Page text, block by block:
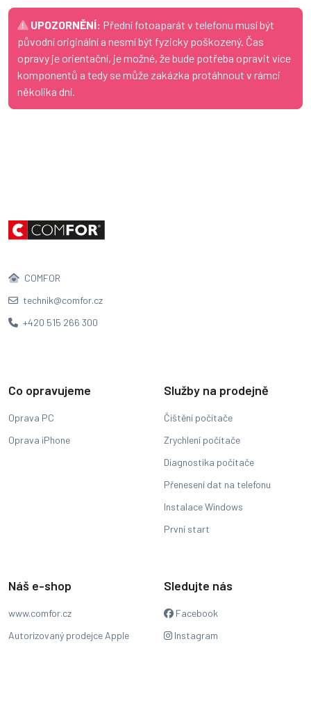
UPOZORNĚNÍ: Přední fotoaparát v telefonu musí být
původní originální a nesmí být fyzicky poškozený. Čas
opravy je orientační, je možné, že bude potřeba opravit více
komponentů a tedy se může zakázka protáhnout v rámci
několika dní.
COMFOR
technik@comfor.cz
+420 515 266 300
Co opravujeme
Oprava PC
Oprava iPhone
Služby na prodejně
Čištění počítače
Zrychlení počítače
Diagnostika počítače
Přenesení dat na telefonu
Instalace Windows
První start
Náš e-shop
www.comfor.cz
Autorizovaný prodejce Apple
Sledujte nás
Facebook
Instagram